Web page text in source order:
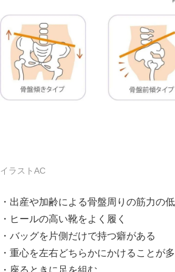
イラストAC
・出産や加齢による骨盤周りの筋力の
・ヒールの高い靴をよく履く
・バッグを片側だけで持つ癖がある
・重心を左右どちらかにかけることが
・座るときに足を組む